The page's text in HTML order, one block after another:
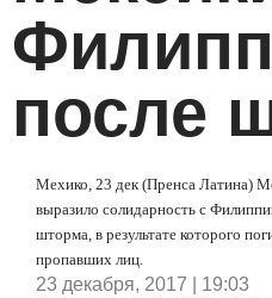
после
Мехико, 23 дек (Пренса Латина)
выразило солидарность с
шторма, в результате которого
пропавших лиц.
23 декабря, 2017 | 19:03